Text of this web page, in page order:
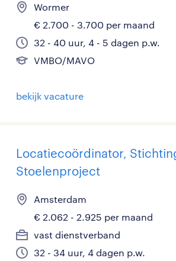
Wormer
€ 2.700 - 3.700 per maand
32 - 40 uur, 4 - 5 dagen p.w.
VMBO/MAVO
bekijk vacature
Locatiecoördinator,
Stoelenproject
Amsterdam
€ 2.062 - 2.925 per maand
vast dienstverband
32 - 34 uur, 4 dagen p.w.